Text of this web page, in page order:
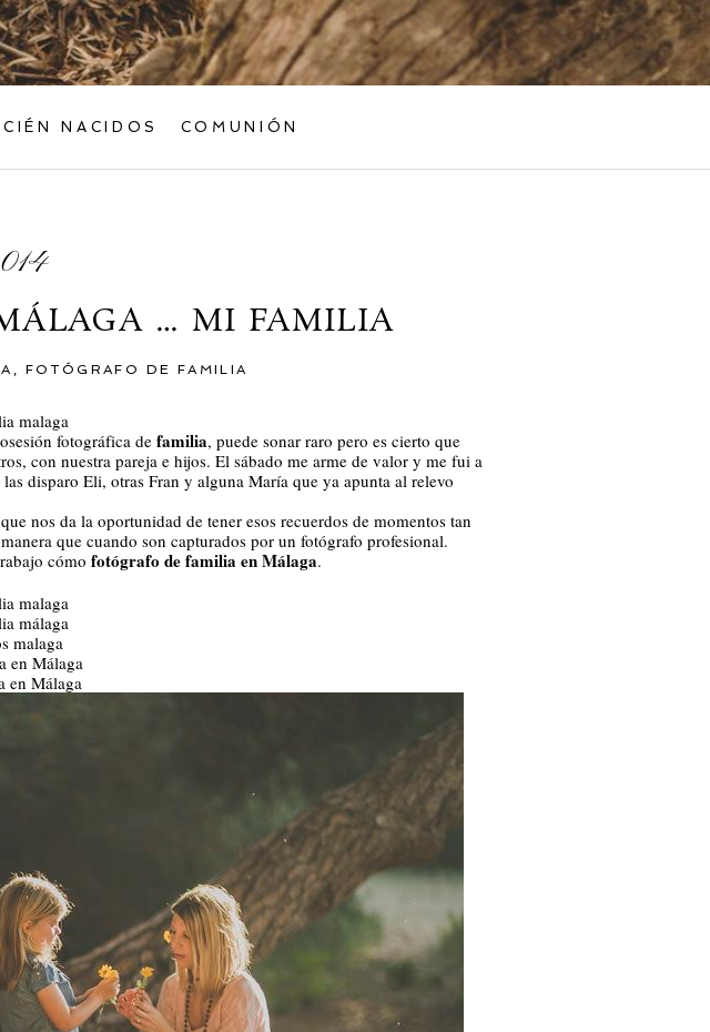
NACIDOS COMUNIÓN
… MI FAMILIA
, FOTÓGRAFO DE FAMILIA
fotográfica de familia, puede sonar raro pero es cierto que
con nuestra pareja e hijos. El sábado me arme de valor y me fui a
disparo Eli, otras Fran y alguna María que ya apunta al relevo
nos da la oportunidad de tener esos recuerdos de momentos tan
que cuando son capturados por un fotógrafo profesional.
cómo fotógrafo de familia en Málaga.